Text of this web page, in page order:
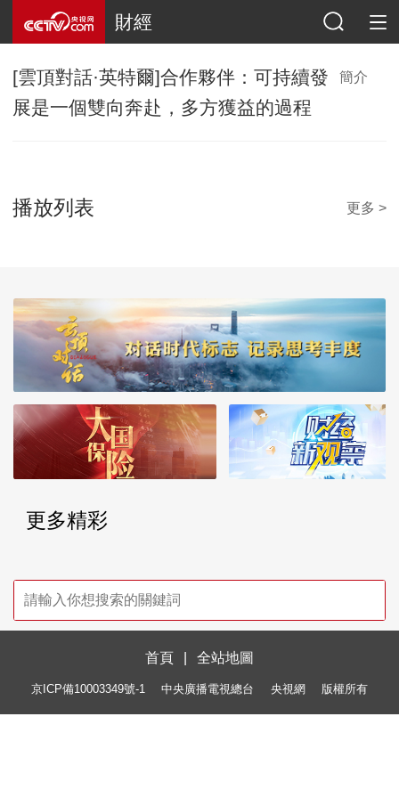
財經
[雲頂對話·英特爾]合作夥伴：可持續發
展是一個雙向奔赴，多方獲益的過程
簡介
播放列表 更多 >
更多精彩
首頁 全站地圖
京ICP備10003349號-1 中央廣播電視總台 央視網 版權所有